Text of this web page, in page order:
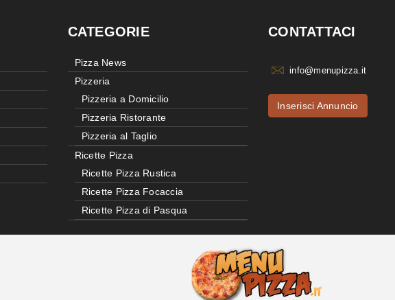
CATEGORIE
Pizza News
Pizzeria
Pizzeria a Domicilio
Pizzeria Ristorante
Pizzeria al Taglio
Ricette Pizza
Ricette Pizza Rustica
Ricette Pizza Focaccia
Ricette Pizza di Pasqua
CONTATTACI
info@menupizza.it
Inserisci Annuncio